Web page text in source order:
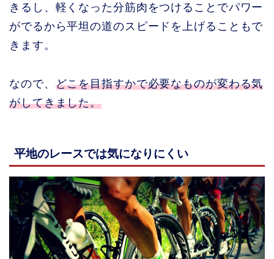
きるし、軽くなった分筋肉をつけることでパワー
がでるから平坦の道のスピードを上げることもで
きます。
なので、 どこを目指すかで必要なものが変わる気
がしてきました。
平地のレースでは気になりにくい